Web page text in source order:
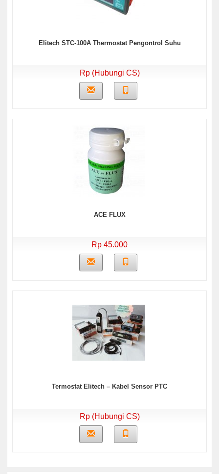
Elitech STC-100A Thermostat Pengontrol Suhu
Rp (Hubungi CS)
ACE FLUX
Rp 45.000
Termostat Elitech – Kabel Sensor PTC
Rp (Hubungi CS)